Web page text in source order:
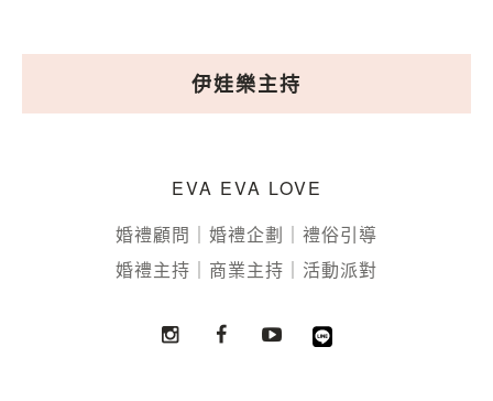
伊娃樂主持
EVA EVA LOVE
婚禮顧問｜婚禮企劃｜禮俗引導
婚禮主持｜商業主持｜活動派對